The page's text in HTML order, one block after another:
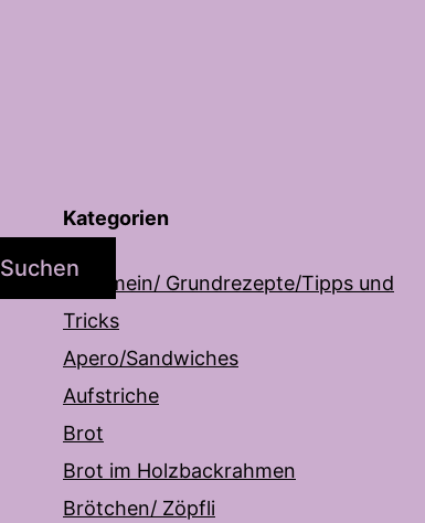
Suchen
Kategorien
Allgemein/ Grundrezepte/Tipps und
Tricks
Apero/Sandwiches
Aufstriche
Brot
Brot im Holzbackrahmen
Brötchen/ Zöpfli